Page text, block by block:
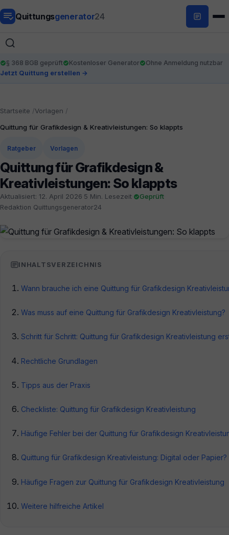
Quittungsgenerator24
§ 368 BGB geprüft Kostenloser Generator
Ohne Anmeldung nutzbar
Jetzt Quittung erstellen →
Startseite
Vorlagen
Quittung für Grafikdesign & Kreativleistungen: So klappts
Ratgeber Vorlagen
Quittung für Grafikdesign &
Kreativleistungen: So klappts
Aktualisiert: 12. April 2026 5 Min. Lesezeit Geprüft
Redaktion Quittungsgenerator24
INHALTSVERZEICHNIS
Wann brauche ich eine Quittung für Grafikdesign
Was muss auf eine Quittung für Grafikdesign Kreativleistung?
Schritt für Schritt: Quittung für Grafikdesign Kreativleistung
Rechtliche Grundlagen
Tipps aus der Praxis
Checkliste: Quittung für Grafikdesign Kreativleistung
Häufige Fehler bei der Quittung für Grafikdesign
Quittung für Grafikdesign Kreativleistung: Digital oder Papier?
Häufige Fragen zur Quittung für Grafikdesign Kreativleistung
Weitere hilfreiche Artikel